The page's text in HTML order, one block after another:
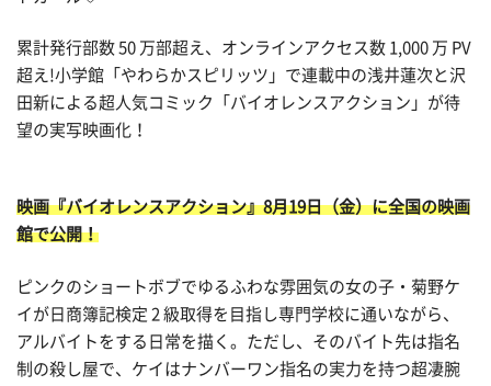
累計発行部数 50 万部超え、オンラインアクセス数 1,000 万 PV
超え!小学館「やわらかスピリッツ」で連載中の浅井蓮次と沢
田新による超人気コミック「バイオレンスアクション」が待
望の実写映画化！
映画『バイオレンスアクション』8月19日（金）に全国の映画
館で公開！
ピンクのショートボブでゆるふわな雰囲気の女の子・菊野ケ
イが日商簿記検定 2 級取得を目指し専門学校に通いながら、
アルバイトをする日常を描く。ただし、そのバイト先は指名
制の殺し屋で、ケイはナンバーワン指名の実力を持つ超凄腕